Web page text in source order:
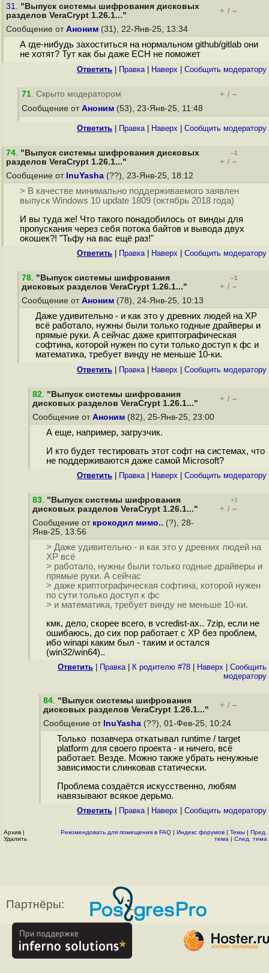
31. "Выпуск системы шифрования дисковых
разделов VeraCrypt 1.26.1..."
+ / –
Сообщение от Аноним (31), 22-Янв-25, 13:34
А где-нибудь захоститься на нормальном github/gitlab они
не хотят? Тут как бы даже ECH не поможет
Ответить Правка| Наверх Cообщить модератору
71. Скрыто модератором + / –
Сообщение от Аноним (53), 23-Янв-25, 11:48
Ответить Правка| Наверх Cообщить модератору
74. "Выпуск системы шифрования дисковых
разделов VeraCrypt 1.26.1..."
–1
+ / –
Сообщение от InuYasha (??), 23-Янв-25, 18:12
> В качестве минимально поддерживаемого заявлен
выпуск Windows 10 update 1809 (октябрь 2018 года)
И вы туда же! Что такого понадобилось от винды для
пропускания через себя потока байтов и вывода двух
окошек?! "Тьфу на вас ещё раз!"
Ответить Правка| Наверх Cообщить модератору
78. "Выпуск системы шифрования
дисковых разделов VeraCrypt 1.26.1..."
–1
+ / –
Сообщение от Аноним (78), 24-Янв-25, 10:13
Даже удивительно - и как это у древних людей на ХР
всё работало, нужны были только годные драйверы и
прямые руки. А сейчас даже криптографическая
софтина, которой нужен по сути только доступ к фс и
математика, требует винду не меньше 10-ки.
Ответить Правка| Наверх Cообщить модератору
82. "Выпуск системы шифрования
дисковых разделов VeraCrypt 1.26.1..."
+ / –
Сообщение от Аноним (82), 25-Янв-25, 23:00
А еще, например, загрузчик.
И кто будет тестировать этот софт на системах, что
не поддерживаются даже самой Microsoft?
Ответить Правка| Наверх Cообщить модератору
83. "Выпуск системы шифрования
дисковых разделов VeraCrypt 1.26.1..."
+1
+ / –
Сообщение от крокодил мимо.. (?), 28-
Янв-25, 13:56
> Даже удивительно - и как это у древних людей на
ХР всё
> работало, нужны были только годные драйверы и
прямые руки. А сейчас
> даже криптографическая софтина, которой нужен
по сути только доступ к фс
> и математика, требует винду не меньше 10-ки.
кмк, дело, скорее всего, в vcredist-ах.. 7zip, если не
ошибаюсь, до сих пор работает с XP без проблем,
ибо winapi каким был - таким и остался
(win32/win64)..
Ответить Правка| К родителю #78 Наверх
Cообщить
модератору
84. "Выпуск системы шифрования
дисковых разделов VeraCrypt 1.26.1..."
+ / –
Сообщение от InuYasha (??), 01-Фев-25, 10:24
Только позавчера откатывал runtime / target
platform для своего проекта - и ничего, всё
работает. Везде. Можно также убрать ненужные
зависимости слинковав статически.
Проблема создаётся искусственно, любям
навязывают всякое дерьмо.
Ответить Правка| Наверх Cообщить модератору
Архив |
Удалить
Рекомендовать для помещения в FAQ | Индекс форумов | Темы | Пред.
тема | След. тема
Партнёры: